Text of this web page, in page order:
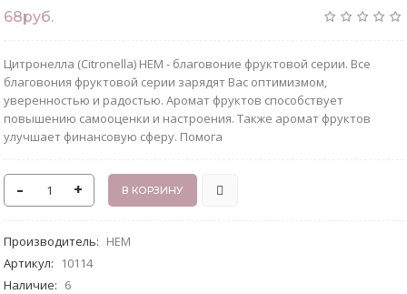
68руб.
Цитронелла (Citronella) НЕМ - благовоние фруктовой серии. Все
благовония фруктовой серии зарядят Вас оптимизмом,
уверенностью и радостью. Аромат фруктов способствует
повышению самооценки и настроения. Также аромат фруктов
улучшает финансовую сферу. Помога
- +
Производитель: HEM
Артикул:
10114
Наличие: 6